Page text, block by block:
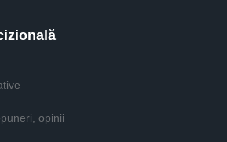
opinii